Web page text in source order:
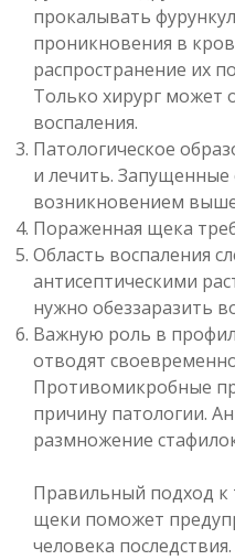
прокалывать
проникновения в
распространение их
Только хирург может
воспаления.
Патологическое
и лечить. Запущенные
возникновением
Пораженная щека
Область воспаления
антисептическими
нужно обеззаразить
Важную роль в
отводят
Противомикробные
причину патологии.
размножение
Правильный подход к
щеки поможет
человека последствия.